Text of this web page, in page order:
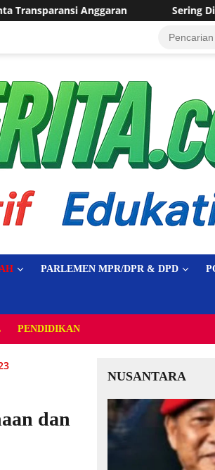
Sering Dilanda Genangan, Desa Sukaraja
PARLEMEN MPR/DPR & DPD
PENDIDIKAN
dan
NUSANTARA